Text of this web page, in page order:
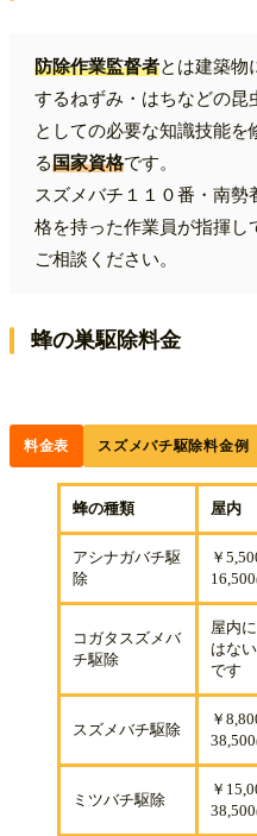
防除作業監督者とは建築物
するねずみ・はちなどの昆
としての必要な知識技能
る国家資格です。
スズメバチ１１０番・南勢
格を持った作業員が指揮し
ご相談ください。
蜂の巣駆除料金
料金表 スズメバチ駆除料金例
蜂の種類 屋内
アシナガバチ駆
除
￥
コガタスズメバ
チ駆除
屋内
はな
です
スズメバチ駆除
￥
ミツバチ駆除
￥